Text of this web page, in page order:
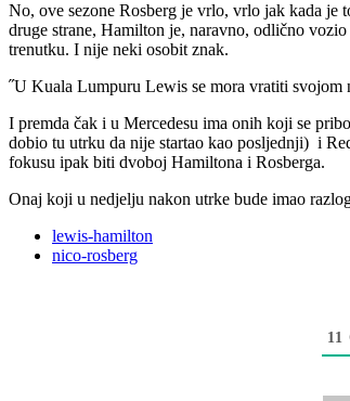
No, ove sezone Rosberg je vrlo, vrlo jak kada je
druge strane, Hamilton je, naravno, odlično
trenutku. I nije neki osobit znak.
˝U Kuala Lumpuru Lewis se mora vratiti
I premda čak i u Mercedesu ima onih koji se
dobio tu utrku da nije startao kao posljednji) i
fokusu ipak biti dvoboj Hamiltona i Rosberga.
Onaj koji u nedjelju nakon utrke bude imao
lewis-hamilton
nico-rosberg
11